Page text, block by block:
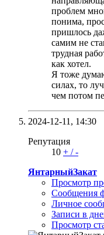
проблем
понима,
пришлось
самим не
трудная
как хотел.
Я тоже
силах, то
чем потом
2024-12-11, 14:30
Репутация
10 + /-
ЯнтарныйЗакат
Просмотр
Сообщения
Личное
Записи в
Просмотр